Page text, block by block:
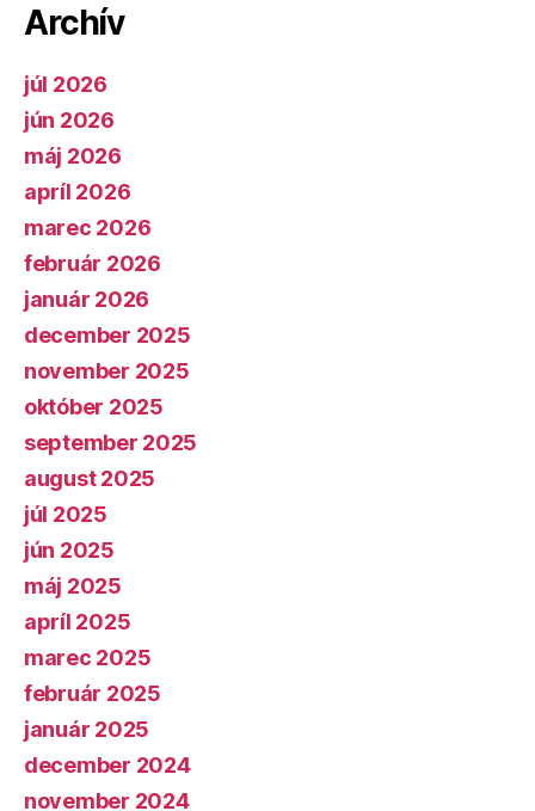
Archív
júl 2026
jún 2026
máj 2026
apríl 2026
marec 2026
február 2026
január 2026
december 2025
november 2025
október 2025
september 2025
august 2025
júl 2025
jún 2025
máj 2025
apríl 2025
marec 2025
február 2025
január 2025
december 2024
november 2024